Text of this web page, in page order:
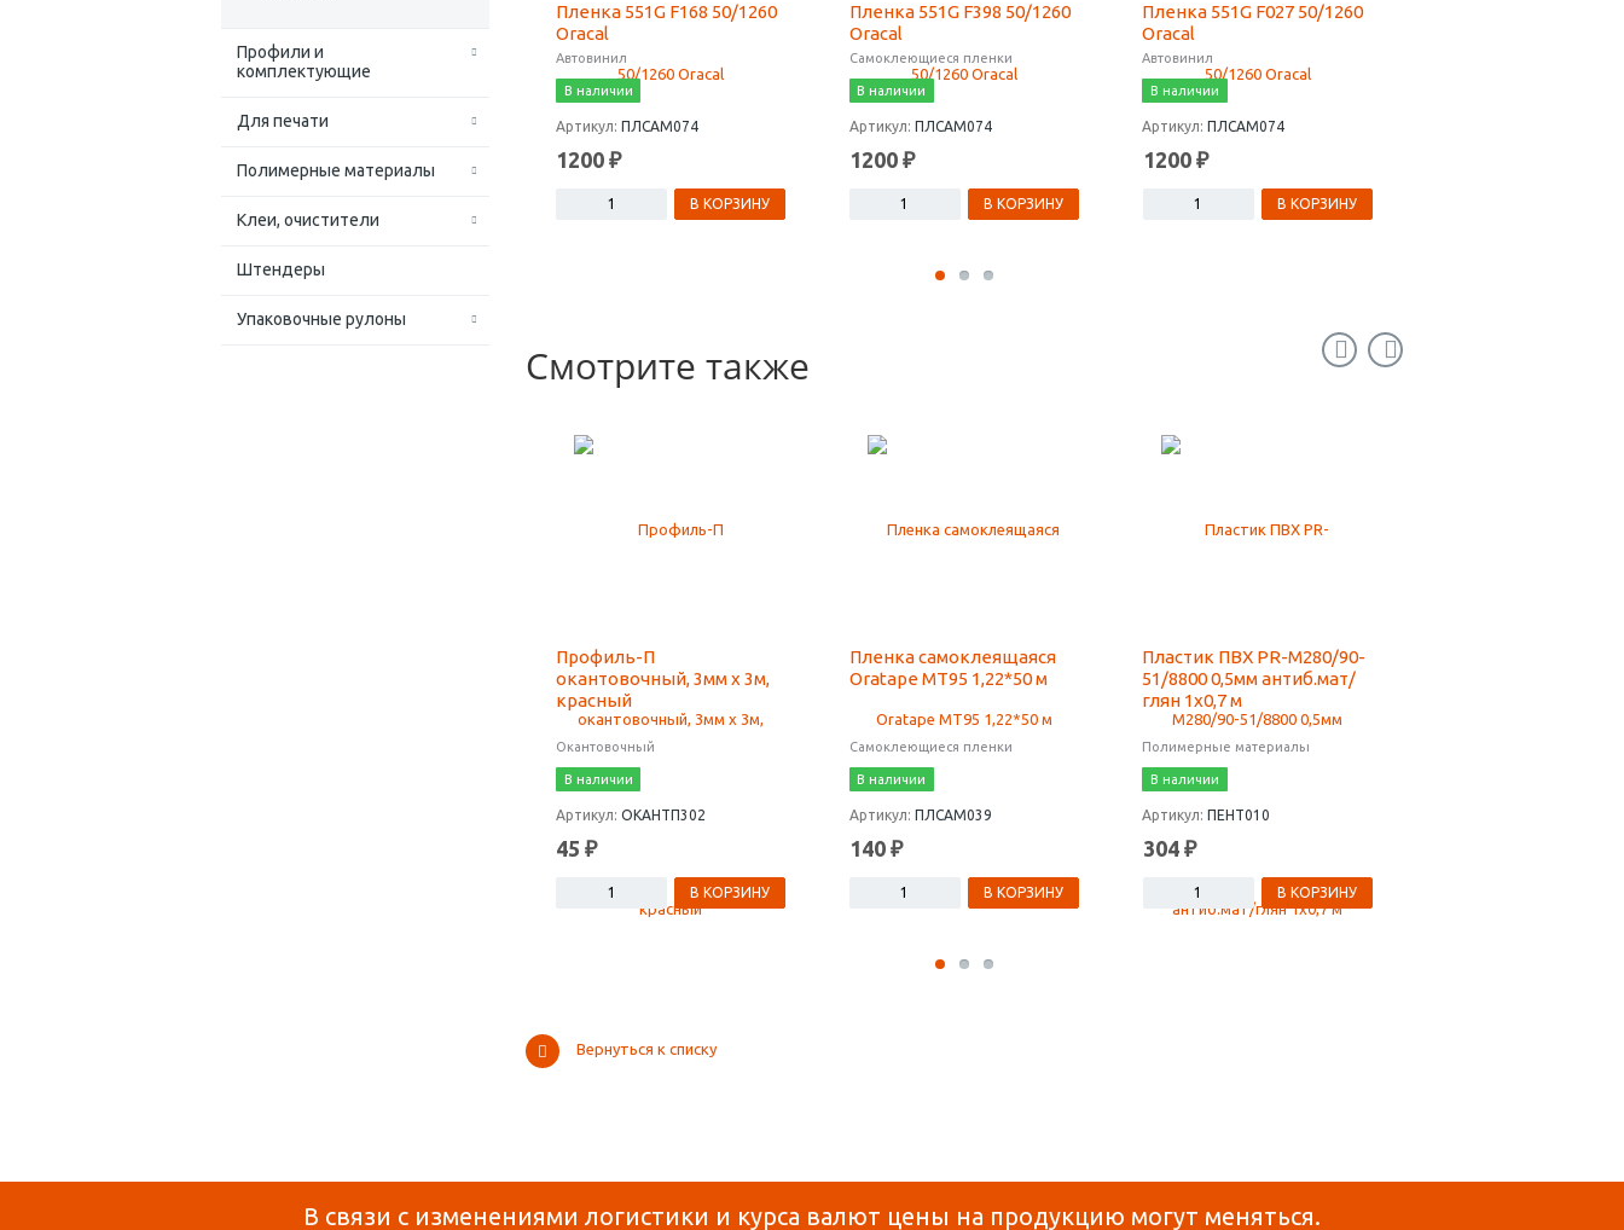
Профили и
комплектующие
Для печати
Полимерные материалы
Клеи, очистители
Штендеры
Упаковочные рулоны
Пленка 551G F168 50/1260
Oracal
Автовинил
В наличии
Артикул: ПЛСАМ074
1200 ₽
В КОРЗИНУ
Пленка 551G F398 50/1260
Oracal
Самоклеющиеся пленки
В наличии
Артикул: ПЛСАМ074
1200 ₽
В КОРЗИНУ
Пленка 551G F027 50/1260
Oracal
Автовинил
В наличии
Артикул: ПЛСАМ074
1200 ₽
В КОРЗИНУ
Смотрите также
Профиль-П
окантовочный, 3мм х 3м,
красный
Окантовочный
В наличии
Артикул: ОКАНТП302
45 ₽
В КОРЗИНУ
Пленка самоклеящаяся
Oratape MT95 1,22*50 м
Самоклеющиеся пленки
В наличии
Артикул: ПЛСАМ039
140 ₽
В КОРЗИНУ
Пластик ПВХ PR-M280/90-
51/8800 0,5мм антиб.мат/
глян 1х0,7 м
Полимерные материалы
В наличии
Артикул: ПЕНТ010
304 ₽
В КОРЗИНУ
Вернуться к списку
В связи с изменениями логистики и курса валют цены на продукцию могут меняться.